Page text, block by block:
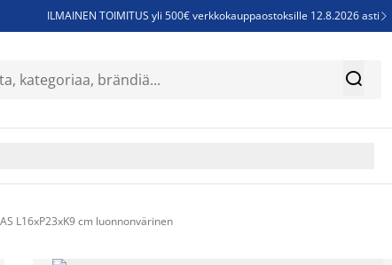
ILMAINEN TOIMITUS yli 500€ verkkokauppaostoksille 12.8.2026 asti 
Sijauspatjoja - Säästä jopa 60% 
L16xP23xK9 cm luonnonvärinen